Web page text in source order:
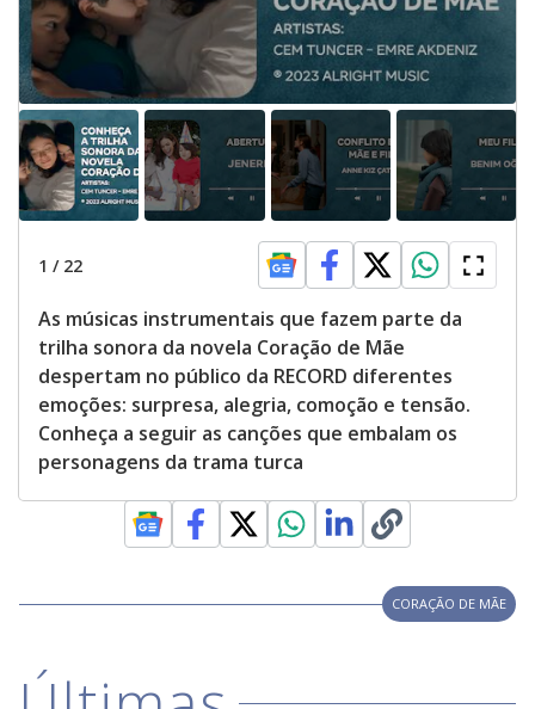
1 / 22
As músicas instrumentais que fazem parte da
trilha sonora da novela Coração de Mãe
despertam no público da RECORD diferentes
emoções: surpresa, alegria, comoção e tensão.
Conheça a seguir as canções que embalam os
personagens da trama turca
CORAÇÃO DE MÃE